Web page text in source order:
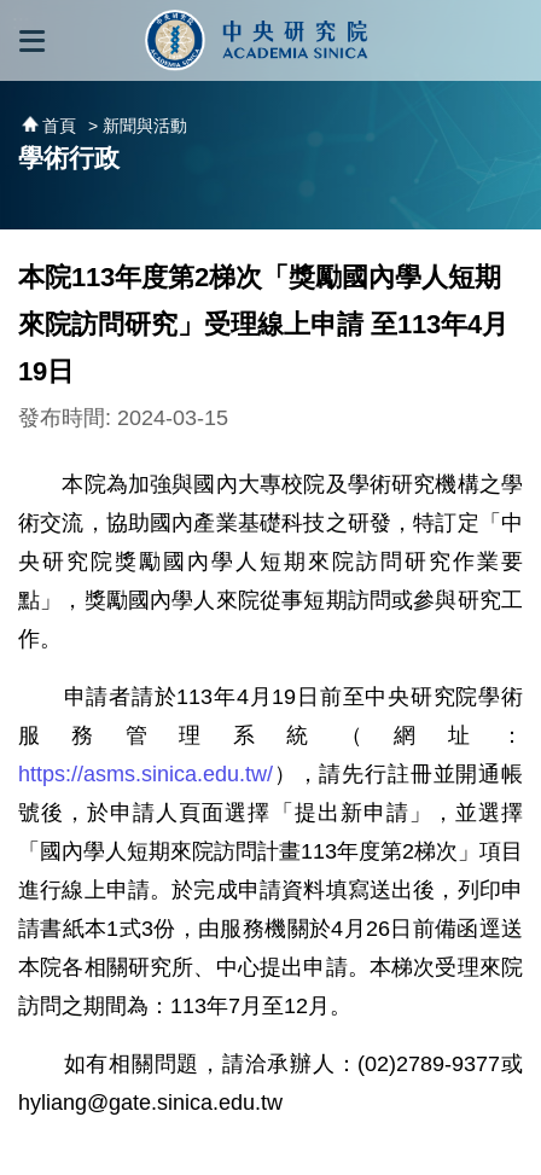
跳到主要內容區塊
首頁 > 新聞與活動
學術行政
本院113年度第2梯次「獎勵國內學人短期
來院訪問研究」受理線上申請 至113年4月
19日
發布時間: 2024-03-15
本院為加強與國內大專校院及學術研究機構之學
術交流，協助國內產業基礎科技之研發，特訂定「中
央研究院獎勵國內學人短期來院訪問研究作業要
點」，獎勵國內學人來院從事短期訪問或參與研究工
作。
申請者請於113年4月19日前至中央研究院學術
服務管理系統（網址：
https://asms.sinica.edu.tw/ ），請先行註冊並開通帳
號後，於申請人頁面選擇「提出新申請」，並選擇
「國內學人短期來院訪問計畫113年度第2梯次」項目
進行線上申請。於完成申請資料填寫送出後，列印申
請書紙本1式3份，由服務機關於4月26日前備函逕送
本院各相關研究所、中心提出申請。本梯次受理來院
訪問之期間為：113年7月至12月。
如有相關問題，請洽承辦人：(02)2789-9377或
hyliang@gate.sinica.edu.tw